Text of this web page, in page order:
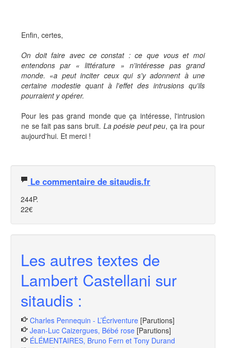
Enfin, certes,
On doit faire avec ce constat : ce que vous et moi
entendons par « littérature » n'intéresse pas grand
monde. «a peut inciter ceux qui s'y adonnent à une
certaine modestie quant à l'effet des intrusions qu'ils
pourraient y opérer.
Pour les pas grand monde que ça intéresse, l'intrusion
ne se fait pas sans bruit. La poésie peut peu, ça ira pour
aujourd'hui. Et merci !
Le commentaire de sitaudis.fr
244P.
22€
Les autres textes de
Lambert Castellani sur
sitaudis :
Charles Pennequin - L’Écriventure [Parutions]
Jean-Luc Caizergues, Bébé rose [Parutions]
ÉLÉMENTAIRES, Bruno Fern et Tony Durand